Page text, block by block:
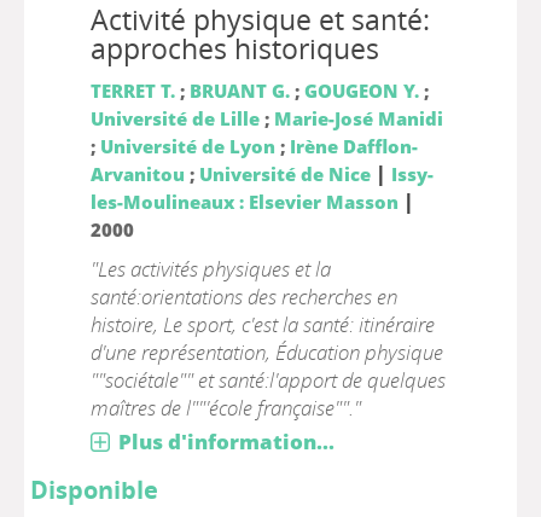
Activité physique et santé:
approches historiques
TERRET T.; BRUANT G.; GOUGEON Y.;
Université de Lille; Marie-José Manidi
; Université de Lyon ; Irène Dafflon-
Arvanitou ; Université de Nice | Issy-
les-Moulineaux : Elsevier Masson |
2000
"Les activités physiques et la
santé:orientations des recherches en
histoire, Le sport, c'est la santé: itinéraire
d'une représentation, Éducation physique
""sociétale"" et santé:l'apport de quelques
maîtres de l""'école française""."
Plus d'information...
Disponible